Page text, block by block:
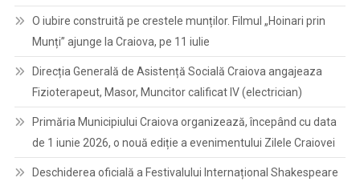
O iubire construită pe crestele munților. Filmul „Hoinari prin
Munți” ajunge la Craiova, pe 11 iulie
Direcția Generală de Asistență Socială Craiova angajeaza
Fizioterapeut, Masor, Muncitor calificat IV (electrician)
Primăria Municipiului Craiova organizează, începând cu data
de 1 iunie 2026, o nouă ediție a evenimentului Zilele Craiovei
Deschiderea oficială a Festivalului Internațional Shakespeare